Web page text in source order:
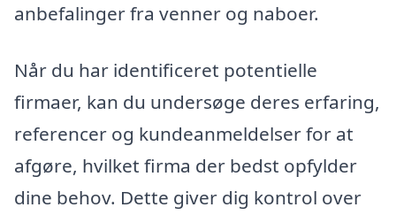
anbefalinger fra venner og naboer.
Når du har identificeret potentielle
firmaer, kan du undersøge deres erfaring,
referencer og kundeanmeldelser for at
afgøre, hvilket firma der bedst opfylder
dine behov. Dette giver dig kontrol over